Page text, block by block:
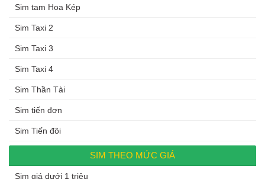
Sim tam Hoa Kép
Sim Taxi 2
Sim Taxi 3
Sim Taxi 4
Sim Thần Tài
Sim tiến đơn
Sim Tiến đôi
SIM THEO MỨC GIÁ
Sim giá dưới 1 triệu